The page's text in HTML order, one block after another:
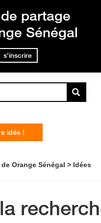
partage
Sénégal
s'inscrire
idée !
Orange Sénégal Idées